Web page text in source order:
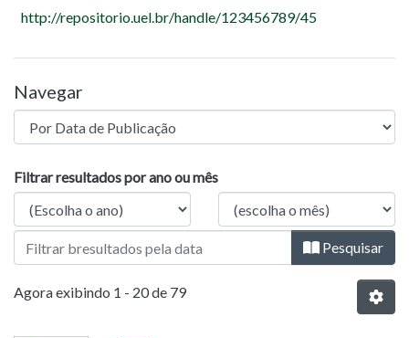
http://repositorio.uel.br/handle/123456789/45
Navegar
Navegando 01 - Doutorado - Física por
Filtrar resultados por ano ou mês
Pesquisar
Agora exibindo 1 - 20 de 79